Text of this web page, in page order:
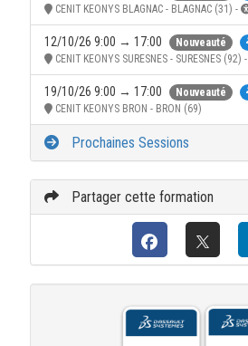
CENIT KEONYS BLAGNAC - BLAGNAC (31) -
12/10/26 9:00 → 17:00 Nouveauté
CENIT KEONYS SURESNES - SURESNES (92) -
19/10/26 9:00 → 17:00 Nouveauté
CENIT KEONYS BRON - BRON (69)
Prochaines Sessions
Partager cette formation